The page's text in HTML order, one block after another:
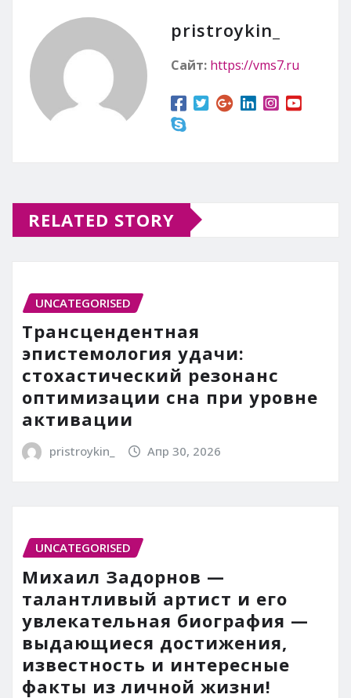
pristroykin_
Сайт: https://vms7.ru
RELATED STORY
UNCATEGORISED
Трансцендентная
эпистемология удачи:
стохастический резонанс
оптимизации сна при уровне
активации
pristroykin_ Апр 30, 2026
UNCATEGORISED
Михаил Задорнов —
талантливый артист и его
увлекательная биография —
выдающиеся достижения,
известность и интересные
факты из личной жизни!